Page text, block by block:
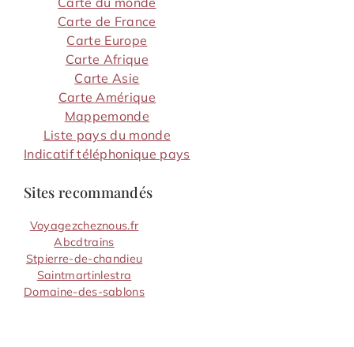
Carte de France
Carte Europe
Carte Afrique
Carte Asie
Carte Amérique
Mappemonde
Liste pays du monde
Indicatif téléphonique pays
Sites recommandés
Voyagezcheznous.fr
Abcdtrains
Stpierre-de-chandieu
Saintmartinlestra
Domaine-des-sablons